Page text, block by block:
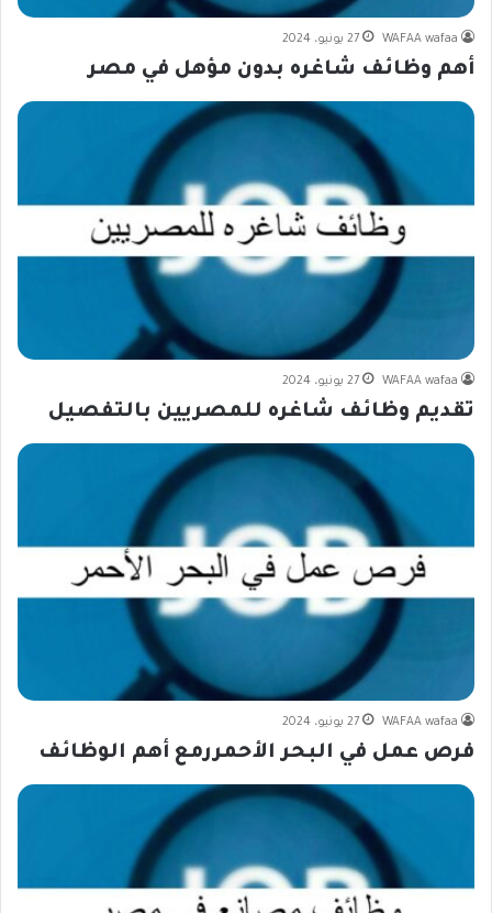
WAFAA wafaa 27 يونيو، 2024
أهم وظائف شاغره بدون مؤهل في مصر
WAFAA wafaa 27 يونيو، 2024
تقديم وظائف شاغره للمصريين بالتفصيل
WAFAA wafaa 27 يونيو، 2024
فرص عمل في البحر الأحمررمع أهم الوظائف